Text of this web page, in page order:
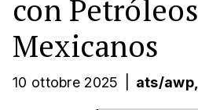
con Petróleos
Mexicanos
10 ottobre 2025 ats/awp,